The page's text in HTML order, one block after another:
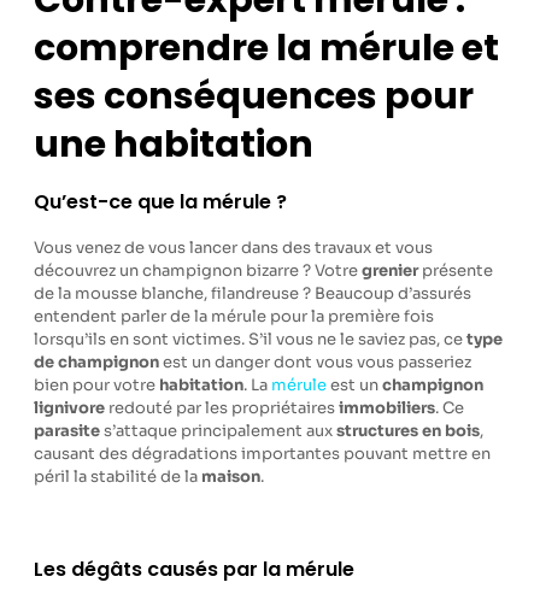
comprendre la mérule et
ses conséquences pour
une habitation
Qu’est-ce que la mérule ?
Vous venez de vous lancer dans des travaux et vous
découvrez un champignon bizarre ? Votregrenierprésente
de la mousse blanche, filandreuse ? Beaucoup d’assurés
entendent parler de la mérule pour la première fois
lorsqu’ils en sont victimes. S’il vous ne le saviez pas, cetype
de champignonest un danger dont vous vous passeriez
bien pour votre habitation. La méruleest unchampignon
lignivore redouté par les propriétairesimmobiliers. Ce
parasites’attaque principalement auxstructures en bois,
causant des dégradations importantes pouvant mettre en
péril la stabilité de la maison.
Les dégâts causés par la mérule